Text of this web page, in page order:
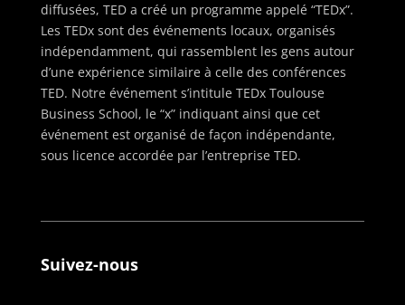
diffusées, TED a créé un programme appelé “TEDx”.
Les TEDx sont des événements locaux, organisés
indépendamment, qui rassemblent les gens autour
d’une expérience similaire à celle des conférences
TED. Notre événement s’intitule TEDx Toulouse
Business School, le “x” indiquant ainsi que cet
événement est organisé de façon indépendante,
sous licence accordée par l’entreprise TED.
Suivez-nous